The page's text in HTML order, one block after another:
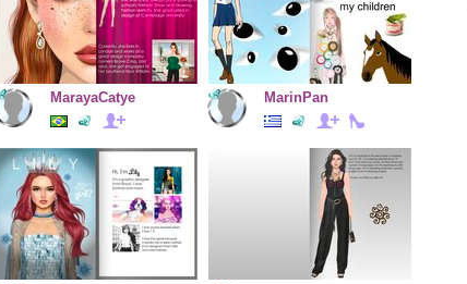
MarayaCatye MarinPan